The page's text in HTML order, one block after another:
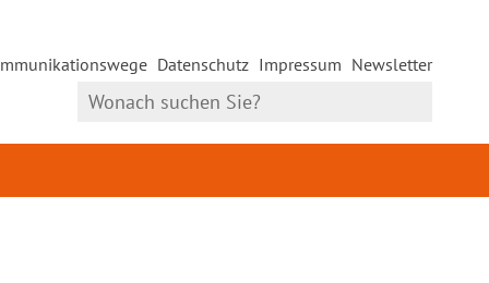
Datenschutz Impressum Newsletter